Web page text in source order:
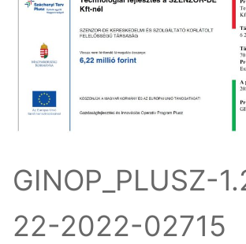
GINOP_PLUSZ-
22-2022-02715